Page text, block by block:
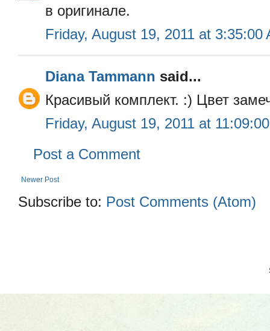
в оригинале.
Friday, August 19, 2011 at 3:35:00
Diana Tammann said...
Красивый комплект. :) Цвет
Friday, August 19, 2011 at
Post a Comment
Newer Post
Subscribe to: Post Comments (Atom)